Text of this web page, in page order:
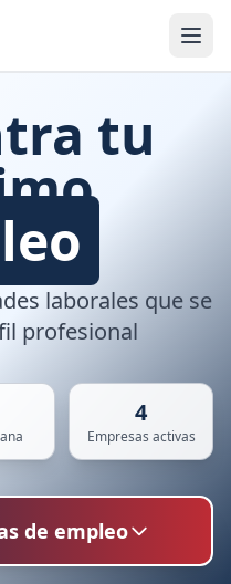
tu
laborales que se
profesional
4
Empresas activas
de empleo